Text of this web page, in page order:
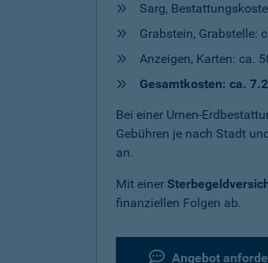
Sarg,
Grabstein, Grabstelle:
Anzeigen, Karten: ca.
Gesamtkosten: ca.
Bei einer Urnen-
Gebühren je nach Stadt
an.
Mit einer
finanziellen Folgen ab.
Angebot